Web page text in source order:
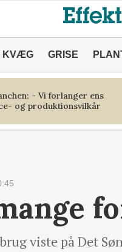
KVÆG GRISE
- Vi forlanger ens
og produktionsvilkår
viste på Det